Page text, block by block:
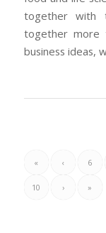
together with
together more
business ideas,
« ‹ 6
10 › »